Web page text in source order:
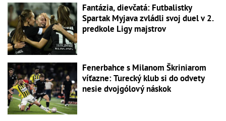
Fantázia, dievčatá: Futbalistky
Spartak Myjava zvládli svoj duel v 2.
predkole Ligy majstrov
Fenerbahce s Milanom Škriniarom
víťazne: Turecký klub si do odvety
nesie dvojgólový náskok